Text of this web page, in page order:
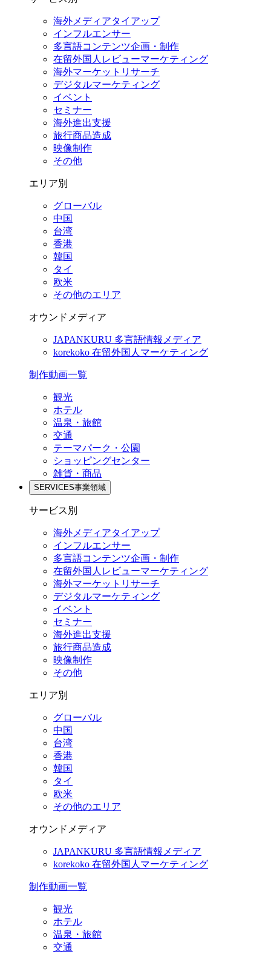
海外メディアタイアップ
インフルエンサー
多言語コンテンツ企画・制作
在留外国⼈レビューマーケティング
海外マーケットリサーチ
デジタルマーケティング
イベント
セミナー
海外進出支援
旅行商品造成
映像制作
その他
エリア別
グローバル
中国
台湾
香港
韓国
タイ
欧米
その他のエリア
オウンドメディア
JAPANKURU 多言語情報メディア
korekoko 在留外国人マーケティング
制作動画一覧
観光
ホテル
温泉・旅館
交通
テーマパーク・公園
ショッピングセンター
雑貨・商品
SERVICES事業領域
サービス別
海外メディアタイアップ
インフルエンサー
多言語コンテンツ企画・制作
在留外国⼈レビューマーケティング
海外マーケットリサーチ
デジタルマーケティング
イベント
セミナー
海外進出支援
旅行商品造成
映像制作
その他
エリア別
グローバル
中国
台湾
香港
韓国
タイ
欧米
その他のエリア
オウンドメディア
JAPANKURU 多言語情報メディア
korekoko 在留外国人マーケティング
制作動画一覧
観光
ホテル
温泉・旅館
交通